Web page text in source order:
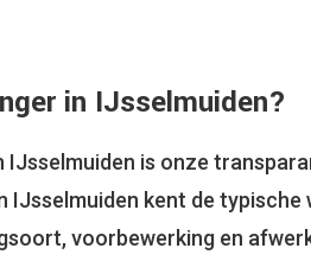
in IJsselmuiden?
is onze
IJsselmuiden kent de typische
voorbewerking en